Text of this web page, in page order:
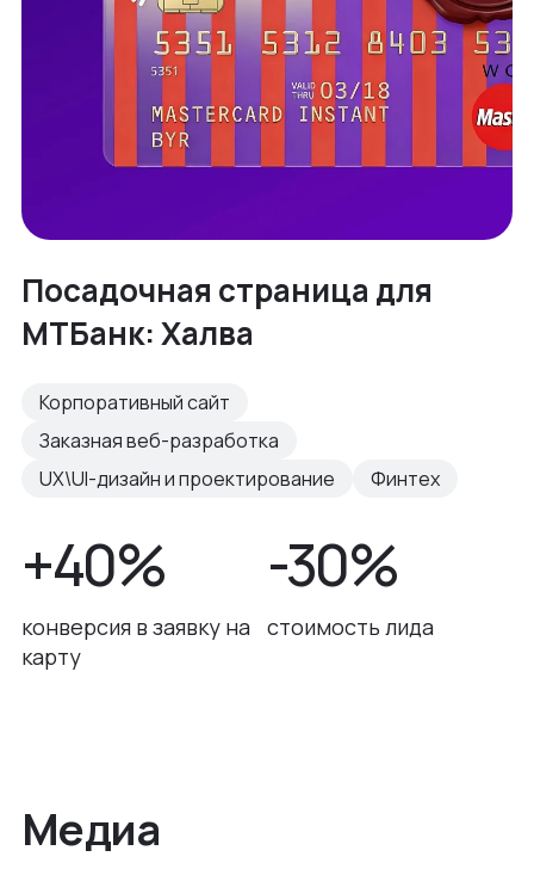
Посадочная страница для
МТБанк: Халва
Корпоративный сайт
Заказная веб-разработка
UX\UI-дизайн и проектирование
Финтех
+40%
конверсия в заявку на
карту
-30%
стоимость лида
Медиа